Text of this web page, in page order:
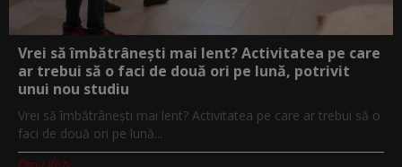
Vrei să îmbătrânești mai lent? Activitatea pe care
ar trebui să o faci de două ori pe lună, potrivit
unui nou studiu
Vrei să îmbătrânești mai lent? Activitatea pe care ar trebui să o
faci de două ori pe lună...